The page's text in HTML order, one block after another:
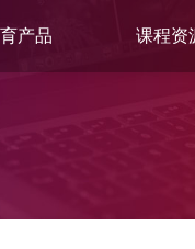
产品 课程资